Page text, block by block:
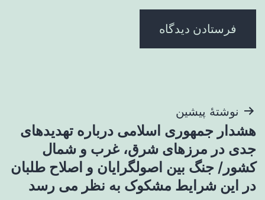
راهبری
نوشته
نوشتهٔ پیشین
هشدار جمهوری اسلامی درباره تهدیدهای
جدی در مرزهای شرق، غرب و شمال
کشور/ جنگ بین اصولگرایان و اصلاح طلبان
در این شرایط مشکوک به نظر می رسد